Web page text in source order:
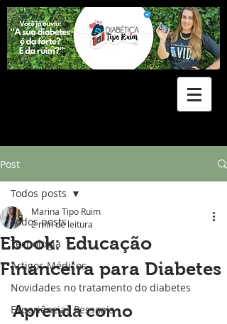
Post
Todos posts
Tecnologia
Artigos Médicos
Novidades no tratamento do diabetes
Experiências Pessoais
Todos posts
Ebook: Educação
Financeira para Diabetes
Marina Tipo Ruim
2 min de leitura
Aprenda como